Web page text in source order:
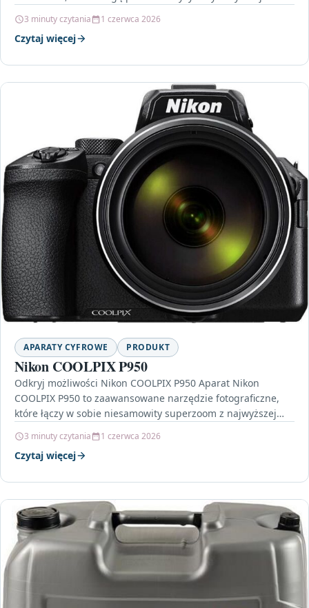
3 minuty czytania 1 czerwca 2026
Czytaj więcej
APARATY CYFROWE PRODUKT
Nikon COOLPIX P950
Odkryj możliwości Nikon COOLPIX P950 Aparat Nikon
COOLPIX P950 to zaawansowane narzędzie fotograficzne,
które łączy w sobie niesamowity superzoom z najwyższej
3 minuty czytania 1 czerwca 2026
Czytaj więcej